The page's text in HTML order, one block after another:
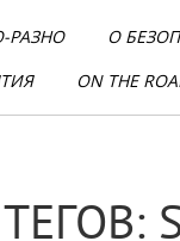
РАЗНО
О
ON THE